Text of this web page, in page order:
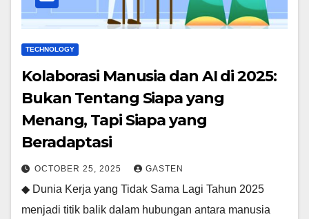
TECHNOLOGY
Kolaborasi Manusia dan AI di 2025:
Bukan Tentang Siapa yang
Menang, Tapi Siapa yang
Beradaptasi
OCTOBER 25, 2025 GASTEN
◆ Dunia Kerja yang Tidak Sama Lagi Tahun 2025
menjadi titik balik dalam hubungan antara manusia